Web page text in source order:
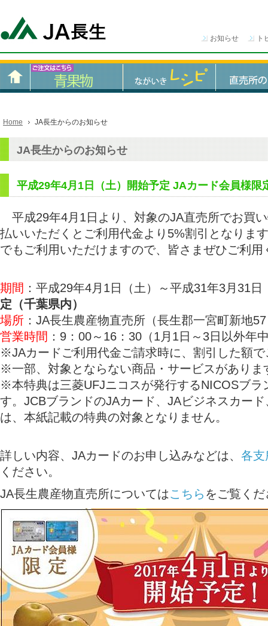
お知らせ ト
Home JA長生からのお知らせ
JA長生からのお知らせ
平成29年4月1日（土）開始予定 JAカード会員様限
平成29年4月1日より、対象のJA直売所でお買
払いいただくとご利用代金より5%割引となりま
でもご利用いただけますので、皆さまぜひご利用
期間 ：平成29年4月1日（土）～平成31年3月31日
定（千葉県内）
場所 ：JA長生農産物直売所（長生郡一宮町新地
営業時間 ：9：00～16：30（1月1日～3日以外年
※JAカードご利用代金ご請求時に、割引した額
※一部、対象とならない商品・サービスがありま
※本特典は三菱UFJニコスが発行するNICOSブラ
す。JCBブランドのJAカード、JAビジネスカー
は、本紙記載の特典の対象となりません。
詳しい内容、JAカードのお申し込みなどは、 各支
ください。
JA長生農産物直売所についてはこちら をご覧く